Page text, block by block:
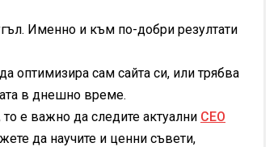
Именно и към по-добри резултати
оптимизира сам сайта си, или трябва
в днешно време.
е важно да следите актуални СЕО
да научите и ценни съвети,